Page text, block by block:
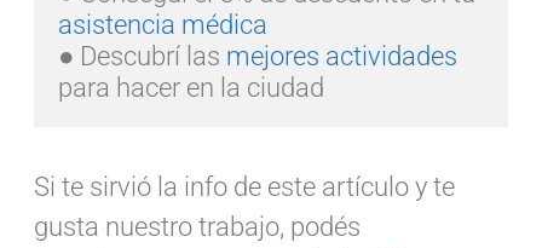
asistencia médica
● Descubrí las mejores actividades
para hacer en la ciudad
Si te sirvió la info de este artículo y te
gusta nuestro trabajo, podés